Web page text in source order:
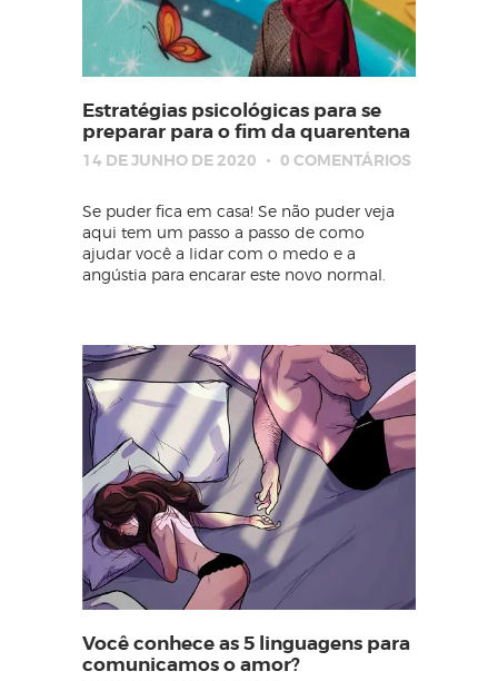
Estratégias psicológicas para se
preparar para o fim da quarentena
14 DE JUNHO DE 2020 0 COMENTÁRIOS
Se puder fica em casa! Se não puder veja
aqui tem um passo a passo de como
ajudar você a lidar com o medo e a
angústia para encarar este novo normal.
Você conhece as 5 linguagens para
comunicamos o amor?